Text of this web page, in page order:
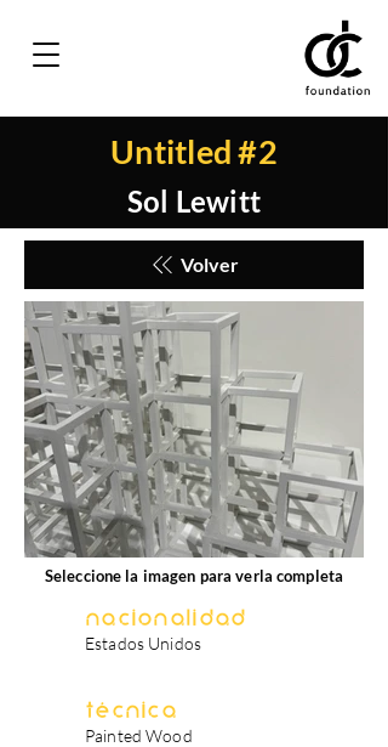
Untitled #2
Sol Lewitt
Volver
Seleccione la imagen para verla completa
Nacionalidad
Estados Unidos
Técnica
Painted Wood